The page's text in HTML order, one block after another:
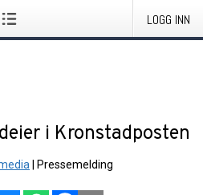
LOGG INN
i Kronstadposten
Pressemelding